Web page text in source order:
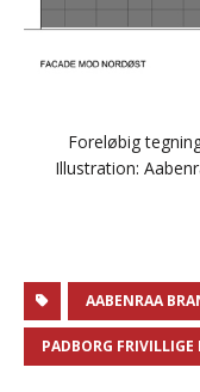
Foreløbig
Illustration:
AABENRAA
PADBORG